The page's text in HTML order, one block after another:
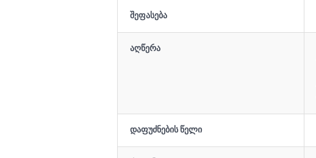
შეფასება
აღწერა
დაფუძნების წელი